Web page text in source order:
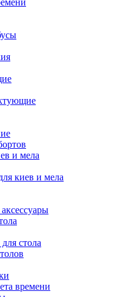
и мела
киев и мела
стола
времени